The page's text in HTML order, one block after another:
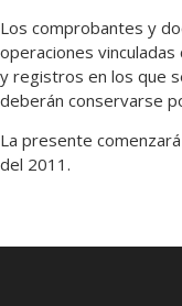
Los comprobantes y
operaciones
y registros en los que
deberán conservarse
La presente
del 2011.